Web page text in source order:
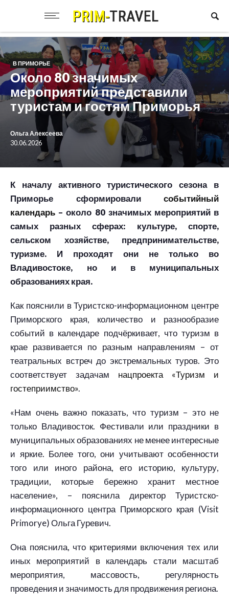
В ПРИМОРЬЕ
Около 80 значимых
мероприятий представили
туристам и гостям Приморья
Ольга Алексеева
30.06.2026
К началу активного туристического сезона в
Приморье сформировали событийный
календарь – около 80 значимых мероприятий в
самых разных сферах: культуре, спорте,
сельском хозяйстве, предпринимательстве,
туризме. И проходят они не только во
Владивостоке, но и в муниципальных
образованиях края.
Как пояснили в Туристско-информационном центре
Приморского края, количество и разнообразие
событий в календаре подчёркивает, что туризм в
крае развивается по разным направлениям – от
театральных встреч до экстремальных туров. Это
соответствует задачам нацпроекта «Туризм и
гостеприимство».
«Нам очень важно показать, что туризм – это не
только Владивосток. Фестивали или праздники в
муниципальных образованиях не менее интересные
и яркие. Более того, они учитывают особенности
того или иного района, его историю, культуру,
традиции, которые бережно хранит местное
население», – пояснила директор Туристско-
информационного центра Приморского края (Visit
Primorye) Ольга Гуревич.
Она пояснила, что критериями включения тех или
иных мероприятий в календарь стали масштаб
мероприятия, массовость, регулярность
проведения и значимость для продвижения региона.